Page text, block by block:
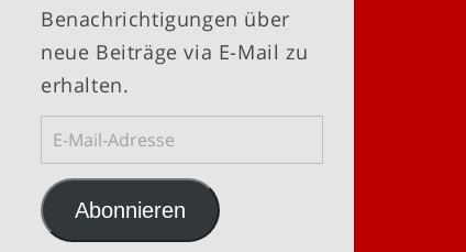
Benachrichtigungen über
neue Beiträge via E-Mail zu
erhalten.
E-Mail-Adresse
Abonnieren